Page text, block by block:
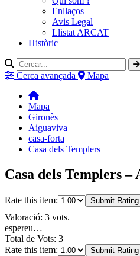
Enllaços
Avis Legal
Llistat ARCAT
Històric
Cerca avançada Mapa
Mapa
Gironès
Aiguaviva
casa-forta
Casa dels Templers
Casa dels Templers
Rate this item: Submit Rating
Valoració: 3 vots.
espereu…
Total de Vots: 3
Rate this item:
Submit Rating